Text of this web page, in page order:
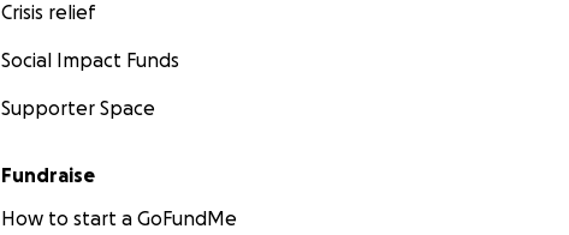
Crisis relief
Social Impact Funds
Supporter Space
Fundraise
How to start a GoFundMe